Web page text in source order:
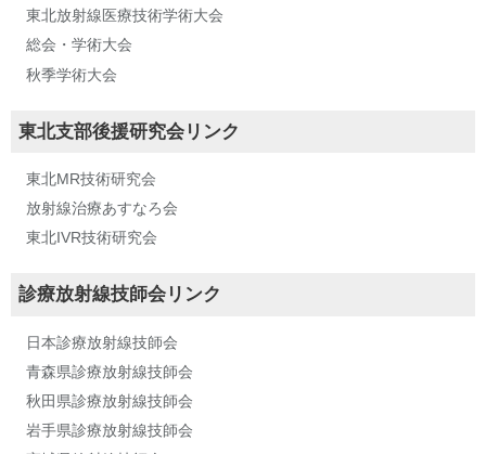
東北放射線医療技術学術大会
総会・学術大会
秋季学術大会
東北支部後援研究会リンク
東北MR技術研究会
放射線治療あすなろ会
東北IVR技術研究会
診療放射線技師会リンク
日本診療放射線技師会
青森県診療放射線技師会
秋田県診療放射線技師会
岩手県診療放射線技師会